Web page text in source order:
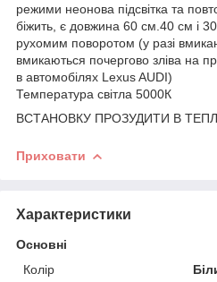
режими неонова підсвітка та
біжить, є довжина 60 см.40 см і
рухомим поворотом (у разі
вмикаються почергово зліва на
в автомобілях Lexus AUDI)
Температура світла 5000К
ВСТАНОВКУ ПРОЗУДИТИ В
Приховати
Характеристики
Основні
Колір